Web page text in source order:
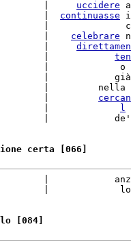
uccidere
continuasse
|
celebrare
|
|
|         nella
l
|
certa [066]
|
|
[084]